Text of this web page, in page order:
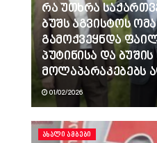
რა უთხრა
ბუშს აგვისტოს
გამოქვეყნდა
პუტინისა და
მოლაპარაკებებს
01/02/2026
ᲐᲮᲐᲚᲘ ᲐᲛᲑᲔᲑᲘ